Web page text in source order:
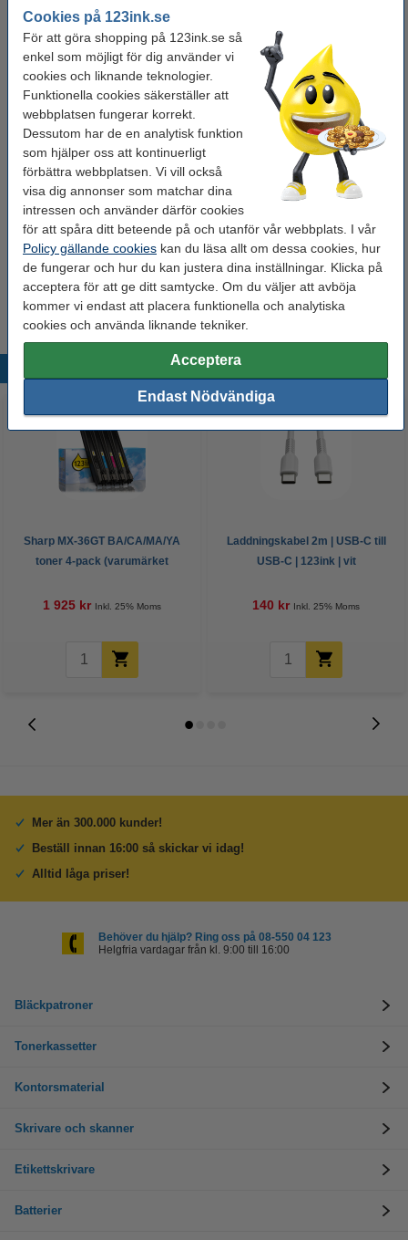
Cookies på 123ink.se
För att göra shopping på 123ink.se så
enkel som möjligt för dig använder vi
cookies och liknande teknologier.
Funktionella cookies säkerställer att
webbplatsen fungerar korrekt.
Dessutom har de en analytisk funktion
som hjälper oss att kontinuerligt
förbättra webbplatsen. Vi vill också
visa dig annonser som matchar dina
intressen och använder därför cookies
för att spåra ditt beteende på och utanför vår webbplats. I vår
Policy gällande cookies kan du läsa allt om dessa cookies, hur
de fungerar och hur du kan justera dina inställningar. Klicka på
acceptera för att ge ditt samtycke. Om du väljer att avböja
kommer vi endast att placera funktionella och analytiska
cookies och använda liknande tekniker.
Acceptera
Endast Nödvändiga
Watt: 25 W
Hastighet: power delivery
Ampere: 2 A
Vårt artikelnr: 828640
Glöm inte beställa kabel!
Laddningskabel 2m | USB-C till USB-C | 123ink |
vit
140 kr
Laddningskabel 1m | USB-C till USB-C | 123ink |
110 kr
Populära produkter
Sharp MX-36GT BA/CA/MA/YA
toner 4-pack (varumärket
1 925 kr Inkl. 25% Moms
Laddningskabel 2m | USB-C till
USB-C | 123ink | vit
140 kr Inkl. 25% Moms
Mer än 300.000 kunder!
Beställ innan 16:00 så skickar vi idag!
Alltid låga priser!
Behöver du hjälp? Ring oss på 08-550 04 123
Helgfria vardagar från kl. 9:00 till 16:00
Bläckpatroner
Tonerkassetter
Kontorsmaterial
Skrivare och skanner
Etikettskrivare
Batterier